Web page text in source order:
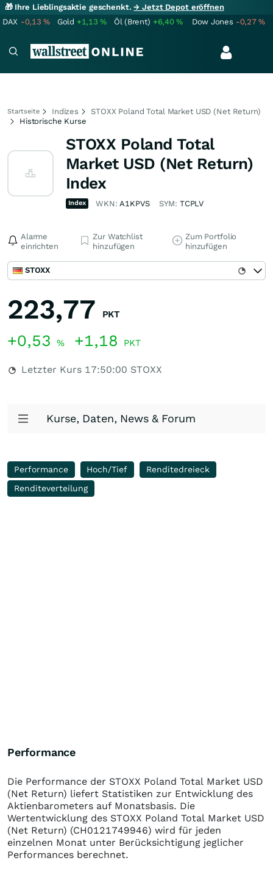
🎁 Ihre Lieblingsaktie geschenkt.→ Jetzt Depot eröffnen
DAX -0,13% Gold +1,13% Öl (Brent) +6,40% Dow Jones -0,27%
Startseite Indizes
STOXX Poland Total Market USD (Net Return)
Historische Kurse
STOXX Poland Total
Market USD (Net Return)
Index
Index WKN:A1KPVS SYM: TCPLV
Alarme
einrichten
Zur Watchlist
hinzufügen
Zum Portfolio
hinzufügen
STOXX
223,77 PKT
+0,53 % +1,18 PKT
Letzter Kurs 17:50:00 STOXX
Kurse, Daten, News & Forum
Performance Hoch/Tief
Renditedreieck
Renditeverteilung
Performance
Die Performance der STOXX Poland Total Market USD
(Net Return) liefert Statistiken zur Entwicklung des
Aktienbarometers auf Monatsbasis. Die
Wertentwicklung des STOXX Poland Total Market USD
(Net Return) (CH0121749946) wird für jeden
einzelnen Monat unter Berücksichtigung jeglicher
Performances berechnet.